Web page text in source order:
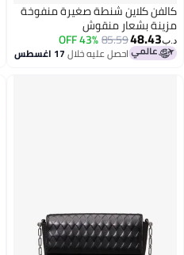
كالفن كلاين شنطة صغيرة منفوخة
مزينة بشعار منقوش
د.ب‏48.43
85.59
43% OFF
احصل عليه خلال17 اغسطس